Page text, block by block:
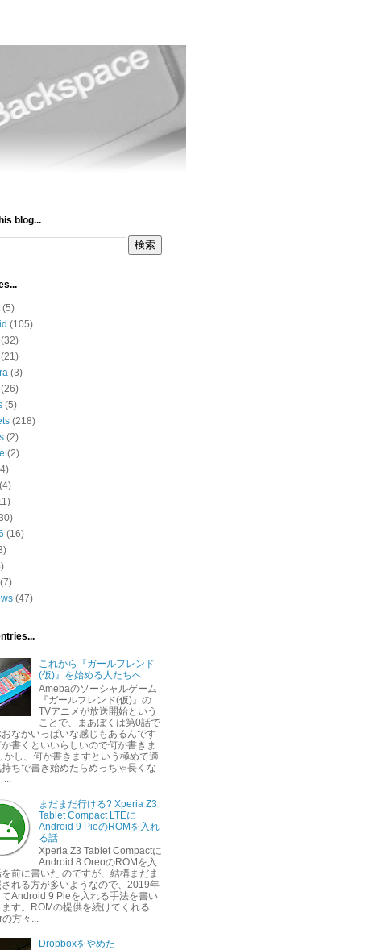
blog...
(5)
(105)
(32)
(21)
(3)
(26)
(5)
(218)
(2)
(2)
(4)
(16)
(7)
(47)
これから『ガールフレンド
(仮)』を始める人たちへ
Amebaのソーシャルゲーム
『ガールフレンド(仮)』の
TVアニメが放送開始という
ことで、まあぼくは第0話で
なかいっぱいな感じもあるんです
書くといいらしいので何か書きま
かし、何か書きますという極めて適
ちで書き始めたらめっちゃ長くな
まだまだ行ける? Xperia Z3
Tablet Compact LTEに
Android 9 PieのROMを入れ
る話
Xperia Z3 Tablet Compactに
Android 8 OreoのROMを入
前に書いた のですが、結構まだま
される方が多いようなので、2019年
てAndroid 9 Pieを入れる手法を書い
す。ROMの提供を続けてくれる
の方々...
Dropboxをやめた